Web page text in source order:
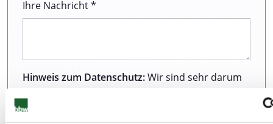
Ihre Nachricht *
Hinweis zum Datenschutz:Wir sind sehr darum
unserer Webseite einen ausgezeichneten Service